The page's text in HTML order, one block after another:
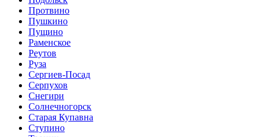
Протвино
Пушкино
Пущино
Раменское
Реутов
Руза
Сергиев-Посад
Серпухов
Снегири
Солнечногорск
Старая Купавна
Ступино